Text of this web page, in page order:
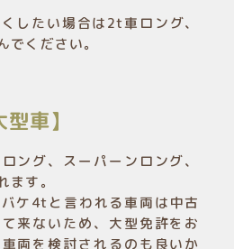
したい場合は2t車ロング、
でください。
車】
ング、スーパーンロング、
ます。
ケ4tと言われる車両は中古
来ないため、大型免許をお
両を検討されるのも良いか